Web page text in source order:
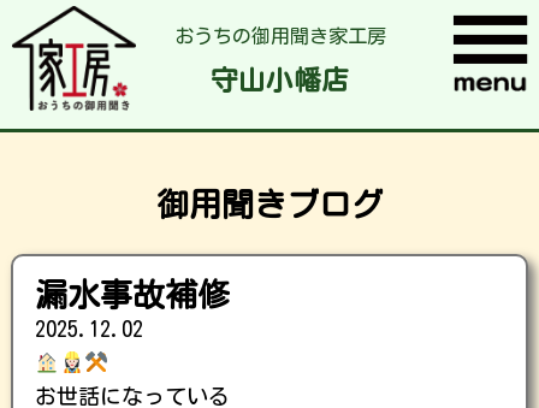
おうちの御用聞き家工房
守山小幡店
御用聞きブログ
漏水事故補修
2025.12.02
お世話になっている